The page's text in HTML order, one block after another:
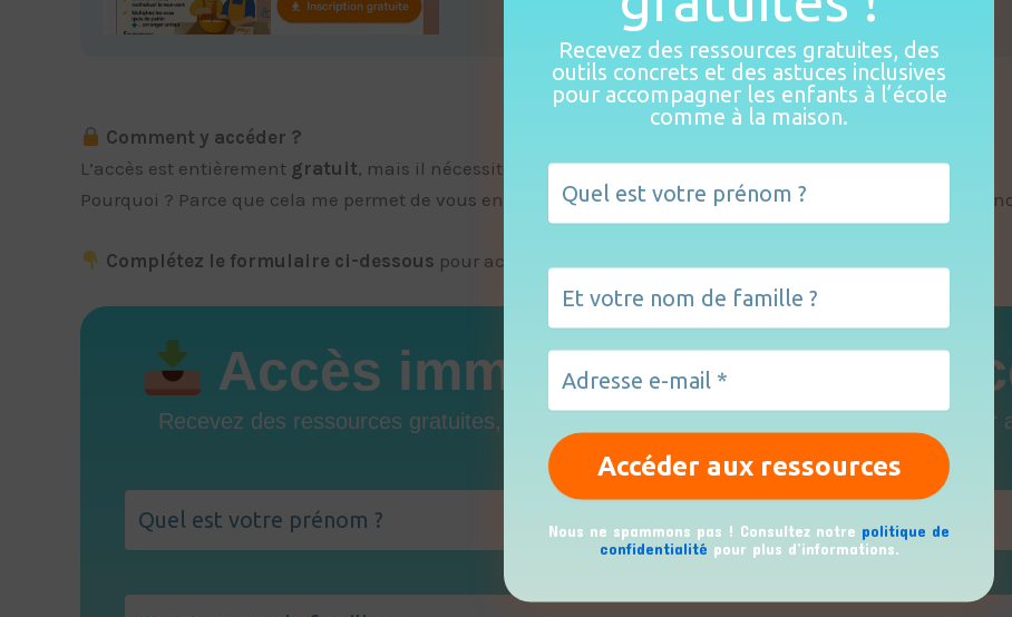
Comment y accéder ?
L’accès est entièrement gratuit, mais il nécessite une inscription.
Pourquoi ? Parce que cela me permet de vous envoyer le lien d’accès à jour et de vous prévenir en cas de
Complétez le formulaire ci-dessous pour accéder à l’espace privé :
Accès immédiat aux
Recevez des ressources gratuites, des outils concrets et des astuces inclusives pour
Recevez des ressources gratuites, des
outils concrets et des astuces inclusives
pour accompagner les enfants à l’école
comme à la maison.
Nous ne spammons pas ! Consultez notre politique de
confidentialité pour plus d’informations.